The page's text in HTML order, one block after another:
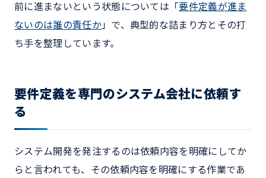
前に進まないという状態については「要件定義が進ま
ないのは誰の責任か」で、典型的な詰まり方とその打
ち手を整理しています。
要件定義を専門のシステム会社に依頼す
る
システム開発を発注するのは依頼内容を明確にしてか
らと言われても、その依頼内容を明確にする作業であ